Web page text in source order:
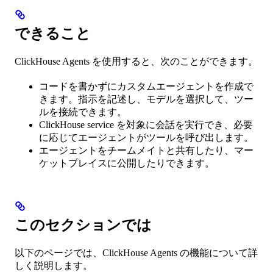
できること
ClickHouse Agents を使用すると、次のことができます。
コードを書かずにカスタムエージェントを作成で
きます。指示を記述し、モデルを選択して、ツー
ルを接続できます。
ClickHouse service を対象に会話を実行でき、必要
に応じてエージェントがツールを呼び出します。
エージェントをチームメイトと共有したり、マー
ケットプレイスに公開したりできます。
このセクションでは
以下のページでは、ClickHouse Agents の機能について詳
しく説明します。